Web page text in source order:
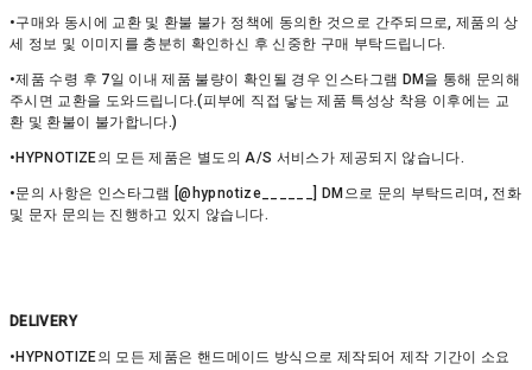
•구매와 동시에 교환 및 환불 불가 정책에 동의한 것으로 간주되므로, 제품의 상
세 정보 및 이미지를 충분히 확인하신 후 신중한 구매 부탁드립니다.
•제품 수령 후 7일 이내 제품 불량이 확인될 경우 인스타그램 DM을 통해 문의해
주시면 교환을 도와드립니다.(피부에 직접 닿는 제품 특성상 착용 이후에는 교
환 및 환불이 불가합니다.)
•HYPNOTIZE의 모든 제품은 별도의 A/S 서비스가 제공되지 않습니다.
•문의 사항은 인스타그램 [@hypnotize______] DM으로 문의 부탁드리며, 전화
및 문자 문의는 진행하고 있지 않습니다.
DELIVERY
•HYPNOTIZE의 모든 제품은 핸드메이드 방식으로 제작되어 제작 기간이 소요